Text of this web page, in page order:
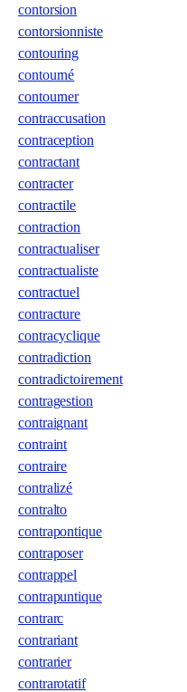
contorsion
contorsionniste
contouring
contourné
contourner
contraccusation
contraception
contractant
contracter
contractile
contraction
contractualiser
contractualiste
contractuel
contracture
contracyclique
contradiction
contradictoirement
contragestion
contraignant
contraint
contraire
contralizé
contralto
contrapontique
contraposer
contrappel
contrapuntique
contrarc
contrariant
contrarier
contrarotatif